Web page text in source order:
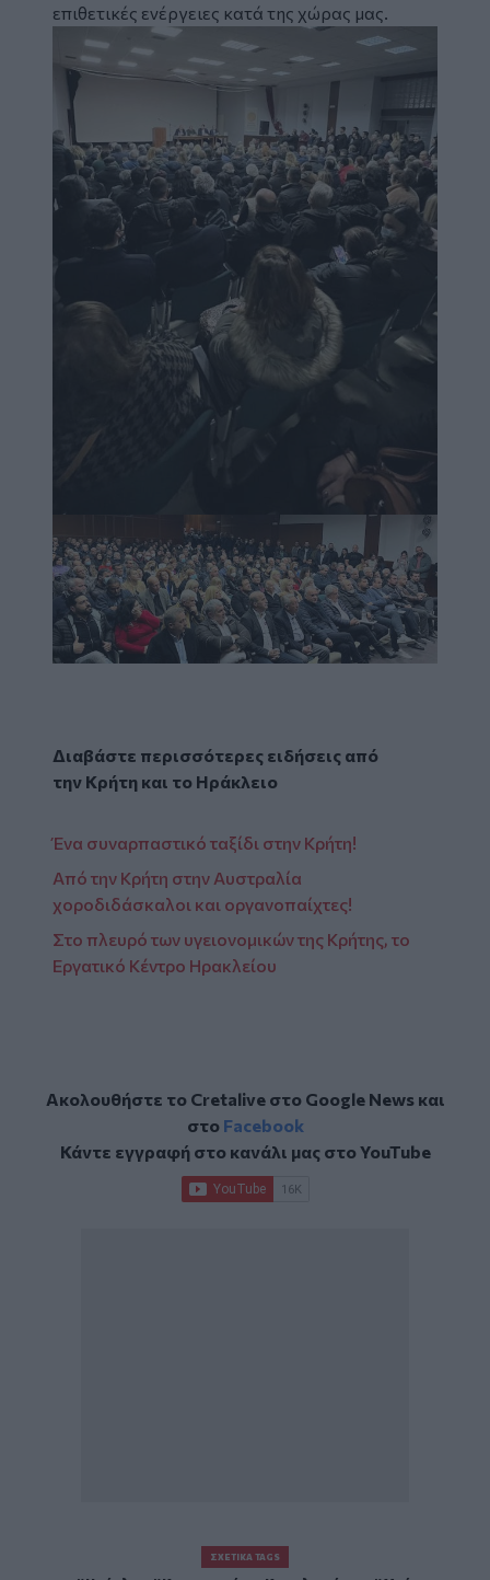
επιθετικές ενέργειες κατά της χώρας μας.
Διαβάστε περισσότερες ειδήσεις από
την Κρήτη και το Ηράκλειο
Ένα συναρπαστικό ταξίδι στην Κρήτη!
Aπό την Κρήτη στην Αυστραλία
χοροδιδάσκαλοι και οργανοπαίχτες!
Στο πλευρό των υγειονομικών της Κρήτης, το
Εργατικό Κέντρο Ηρακλείου
Ακολουθήστε το Cretalive στο Google Newsκαι
στο Facebook
Κάντε εγγραφή στο κανάλι μας στοYouTube
ΣΧΕΤΙΚΆ TAGS